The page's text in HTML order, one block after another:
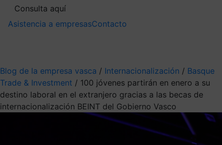
Consulta aquí
Asistencia a empresasContacto
Blog de la empresa vasca / Internacionalización / Basque
Trade & Investment / 100 jóvenes partirán en enero a su
destino laboral en el extranjero gracias a las becas de
internacionalización BEINT del Gobierno Vasco